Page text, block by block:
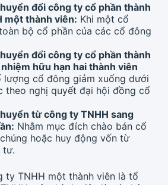
đổi công ty cổ phần thành
một thành viên: Khi một cổ
bộ cổ phần của các cổ đông
đổi công ty cổ phần thành
hữu hạn hai thành viên
lượng cổ đông giảm xuống dưới
theo nghị quyết đại hội đồng cổ
từ công ty TNHH sang
Nhằm mục đích chào bán cổ
hoặc huy động vốn từ
tư.
ty TNHH một thành viên là tổ